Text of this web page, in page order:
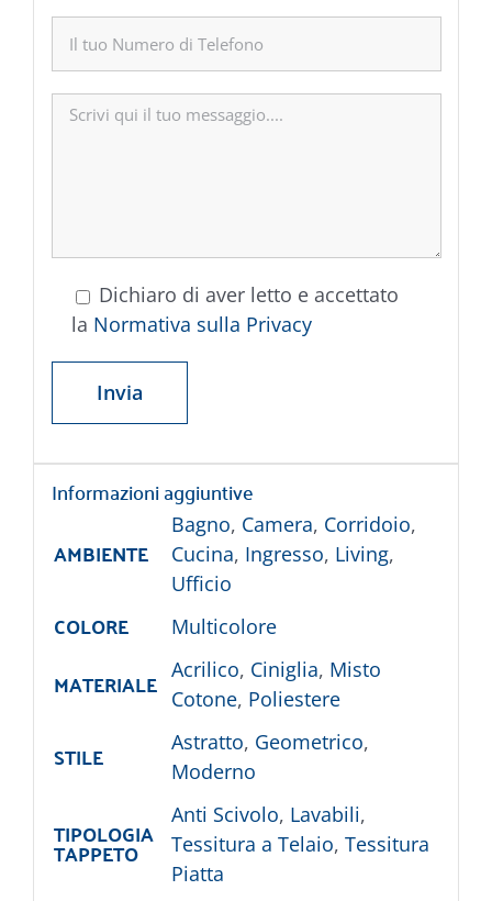
Dichiaro di aver letto e accettato
la Normativa sulla Privacy
Informazioni aggiuntive
AMBIENTE
Bagno, Camera, Corridoio,
Cucina, Ingresso, Living,
Ufficio
COLORE Multicolore
MATERIALE Acrilico, Ciniglia, Misto
Cotone, Poliestere
STILE Astratto, Geometrico,
Moderno
TIPOLOGIA
TAPPETO
Anti Scivolo, Lavabili,
Tessitura a Telaio, Tessitura
Piatta